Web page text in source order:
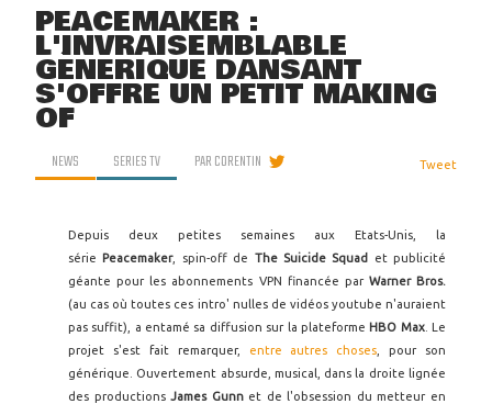
PEACEMAKER :
L'INVRAISEMBLABLE
GÉNÉRIQUE DANSANT
S'OFFRE UN PETIT MAKING
OF
NEWS SERIES TV PARCORENTIN Tweet
Depuis deux petites semaines aux Etats-Unis, la
série Peacemaker, spin-off de The Suicide Squad
et publicité
géante pour les abonnements VPN financée par Warner Bros.
(au cas où toutes ces intro' nulles de vidéos youtube n'auraient
pas suffit), a entamé sa diffusion sur la plateforme HBO Max. Le
projet s'est fait remarquer,
entre autres choses , pour son
générique. Ouvertement absurde, musical, dans la droite lignée
des productionsJames Gunnet de l'obsession du metteur en